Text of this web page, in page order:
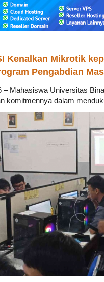
Kenalkan Mikrotik
Pengabdian
– Mahasiswa Universitas
komitmennya dalam